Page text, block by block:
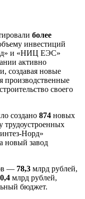
более
инвестиций
и «НИЦ ЕЭС»
активно
создавая новые
производственные
своего
создано 874 новых
трудоустроенных
Норд»
новый завод
— 78,3 млрд рублей,
млрд рублей,
бюджет.